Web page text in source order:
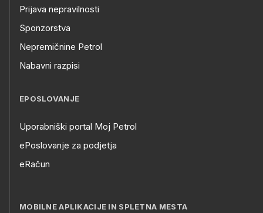
Prijava nepravilnosti
Sponzorstva
Nepremičnine Petrol
Nabavni razpisi
EPOSLOVANJE
Uporabniški portal Moj Petrol
ePoslovanje za podjetja
eRačun
MOBILNE APLIKACIJE IN SPLETNA MESTA